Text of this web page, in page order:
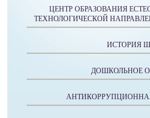
ЦЕНТР ОБРАЗОВАНИЯ
ТЕХНОЛОГИЧЕСКОЙ
ИСТОРИЯ
ДОШКОЛЬНОЕ